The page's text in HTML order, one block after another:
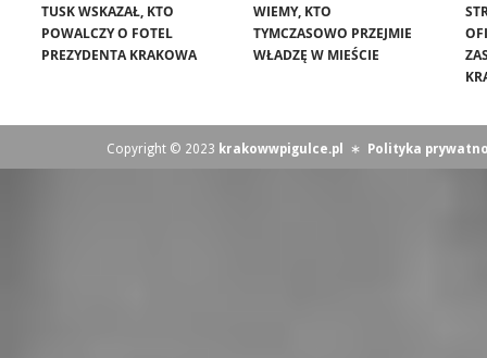
TUSK WSKAZAŁ, KTO
POWALCZY O FOTEL
PREZYDENTA KRAKOWA
WIEMY, KTO
TYMCZASOWO PRZEJMIE
WŁADZĘ W MIEŚCIE
Copyright © 2023 krakowwpigulce.pl ∗ Polityka